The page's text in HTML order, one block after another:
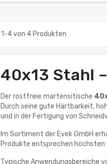
1-4 von 4 Produkten
40x13 Stahl
Der rostfreie martensitische
Durch seine gute Härtbarkeit,
und in der Fertigung von
Im Sortiment der Evek GmbH
Produkte entsprechen
Typische Anwendungsbereiche